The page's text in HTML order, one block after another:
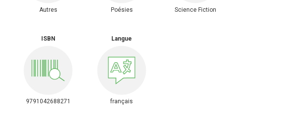
Autres Poésies Science Fiction
ISBN
9791042688271
Langue
français